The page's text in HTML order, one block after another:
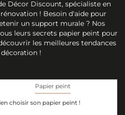
Décor Discount, spécialiste en
! Besoin d'aide pour
un support murale ? Nos
leurs secrets papier peint pour
les meilleures tendances
!
Papier peint
choisir son papier peint !